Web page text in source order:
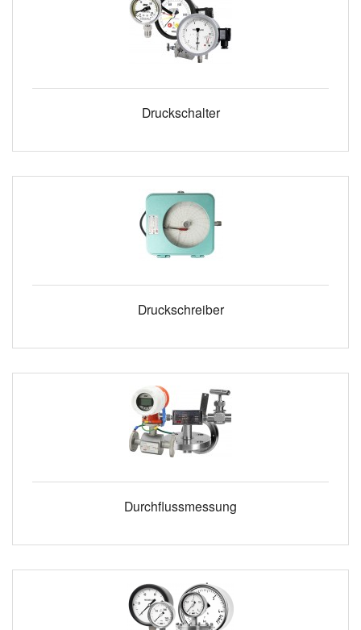
Druckschalter
Druckschreiber
Durchflussmessung